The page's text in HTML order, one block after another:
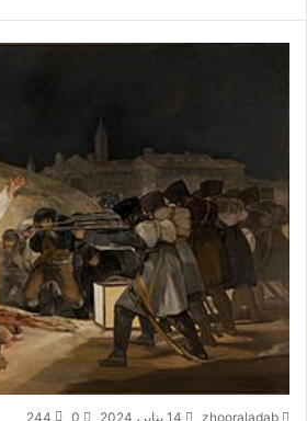
zhooraladab 14 يناير، 2024 0
244